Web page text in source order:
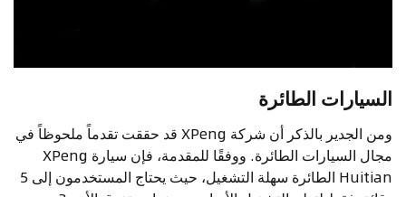
السيارات الطائرة
ومن الجدير بالذكر أن شركة XPeng قد حققت تقدماً ملحوظاً في
مجال السيارات الطائرة. ووفقًا للمقدمة، فإن سيارة XPeng
Huitian الطائرة سهلة التشغيل، حيث يحتاج المستخدمون إلى 5